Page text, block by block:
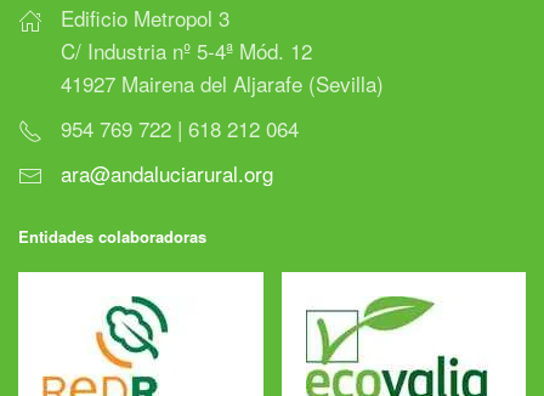
Edificio Metropol 3
C/ Industria nº 5-4ª Mód. 12
41927 Mairena del Aljarafe (Sevilla)
954 769 722 | 618 212 064
ara@andaluciarural.org
Entidades colaboradoras